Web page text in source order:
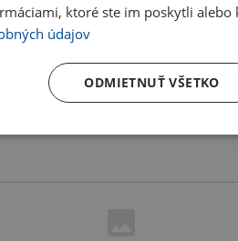
ktoré ste im poskytli
údajov
ODMIETNUŤ VŠETKO